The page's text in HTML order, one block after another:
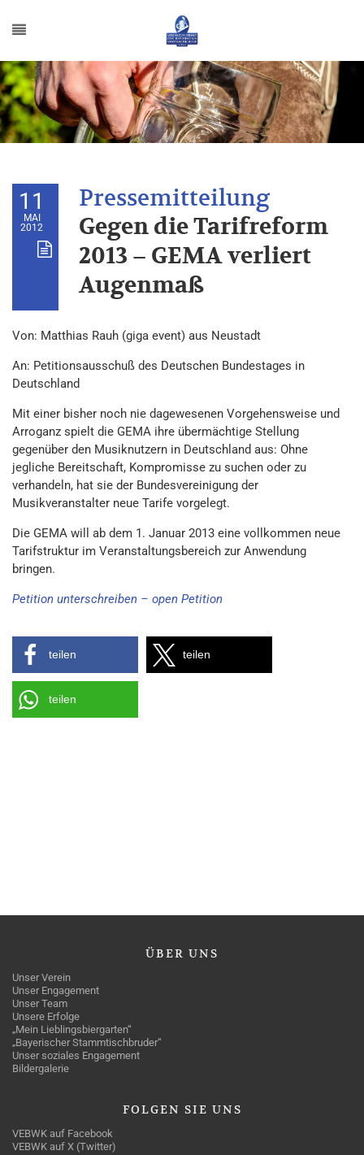
11
MAI
2012
Gegen die Tarifreform
2013 – GEMA verliert
Augenmaß
Von: Matthias Rauh (giga event) aus Neustadt
An: Petitionsausschuß des Deutschen Bundestages in
Deutschland
Mit einer bisher noch nie dagewesenen Vorgehensweise und
Arroganz spielt die GEMA ihre übermächtige Stellung
gegenüber den Musiknutzern in Deutschland aus: Ohne
jegliche Bereitschaft, Kompromisse zu suchen oder zu
verhandeln, hat sie der Bundesvereinigung der
Musikveranstalter neue Tarife vorgelegt.
Die GEMA will ab dem 1. Januar 2013 eine vollkommen neue
Tarifstruktur im Veranstaltungsbereich zur Anwendung
bringen.
Petition unterschreiben – open Petition
teilen teilen
teilen
ÜBER UNS
Unser Verein
Unser Engagement
Unser Team
Unsere Erfolge
„Mein Lieblingsbiergarten“
„Bayerischer Stammtischbruder“
Unser soziales Engagement
Bildergalerie
FOLGEN SIE UNS
VEBWK auf Facebook
VEBWK auf X (Twitter)